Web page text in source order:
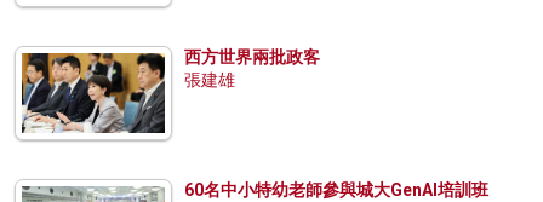
西方世界兩批政客
張建雄
60名中小特幼老師參與城大GenAI培訓班